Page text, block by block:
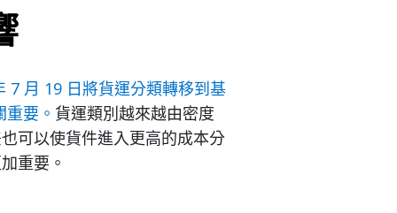
7 月 19 日將貨運分類轉移到基
要。 貨運類別越來越由密度
可以使貨件進入更高的成本分
重要。